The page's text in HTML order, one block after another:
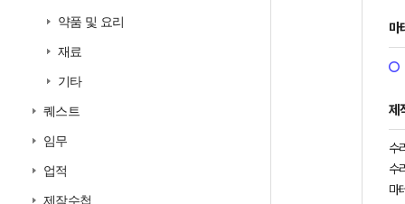
약품 및 요리
재료
기타
퀘스트
임무
업적
제작수첩
마
제
수
수
마